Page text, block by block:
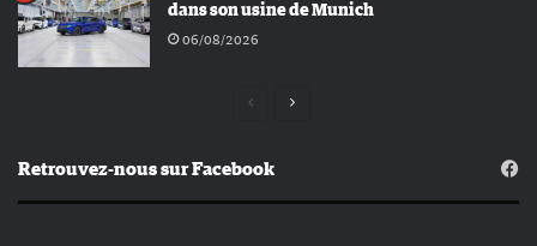
dans son usine de Munich
06/08/2026
Page
Page
Retrouvez-nous sur Facebook